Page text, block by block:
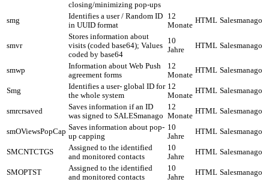
closing/minimizing pop-ups
smg
Identifies a user / Random ID
in UUID format
12
Monate
HTML Salesmanago
smvr
Stores information about
visits (coded base64); Values
coded by base64
10
Jahre
HTML Salesmanago
smwp
Information about Web Push
agreement forms
12
Monate
HTML Salesmanago
Smg
Identifies a user- global ID for
the whole system
12
Monate
HTML Salesmanago
smrcrsaved
Saves information if an ID
was signed to SALESmanago
12
Monate
HTML Salesmanago
smOViewsPopCap Saves information about pop-
up capping
10
Jahre
HTML Salesmanago
SMCNTCTGS
Assigned to the identified
and monitored contacts
10
Jahre
HTML Salesmanago
SMOPTST
Assigned to the identified
and monitored contacts
10
Jahre
HTML Salesmanago